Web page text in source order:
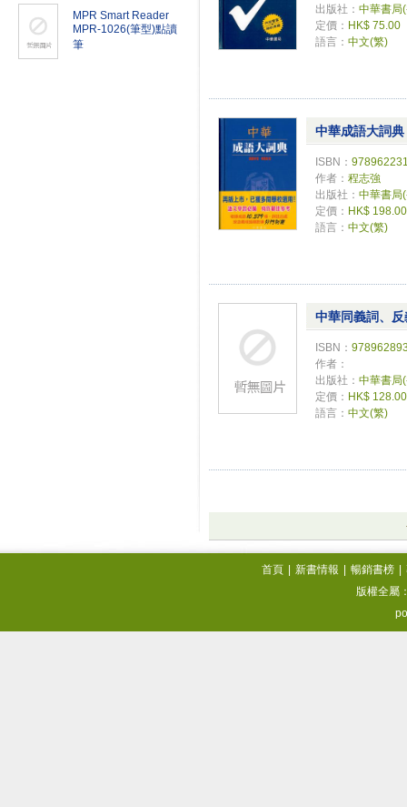
MPR Smart Reader
MPR-1026(筆型)點讀
筆
出版社： 中華書局
定價： HK$ 75.00
語言： 中文(繁)
中華成語大詞典
ISBN：
作者： 程志強
出版社： 中華書局
定價： HK$ 198.00
語言： 中文(繁)
中華同義詞、
ISBN：
作者：
出版社： 中華書局
定價： HK$ 128.00
語言： 中文(繁)
首頁 新書情報 暢銷書榜
版權全屬